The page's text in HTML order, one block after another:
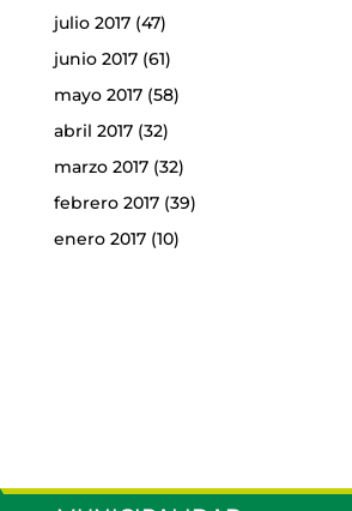
julio 2017(47)
junio 2017(61)
mayo 2017(58)
abril 2017(32)
marzo 2017(32)
febrero 2017(39)
enero 2017(10)